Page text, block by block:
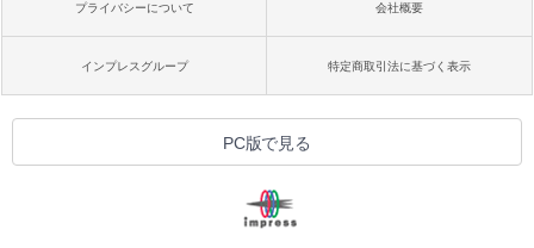
プライバシーについて 会社概要
インプレスグループ 特定商取引法に基づく表示
PC版で見る